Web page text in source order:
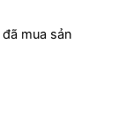
mua sản